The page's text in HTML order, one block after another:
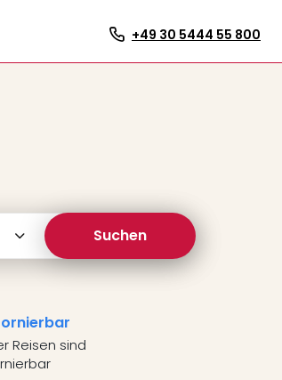
+49 30 5444 55 800
Suchen
Reisen sind